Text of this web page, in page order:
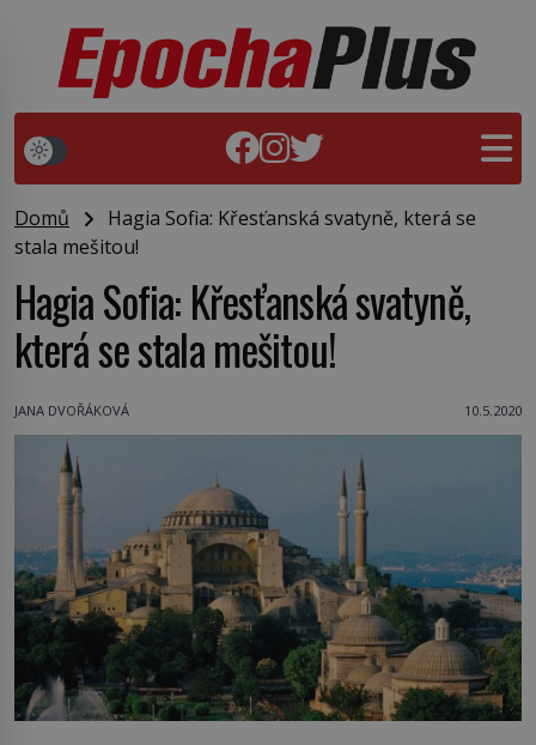
Domů
Hagia Sofia: Křesťanská svatyně, která se
stala mešitou!
Hagia Sofia: Křesťanská svatyně,
která se stala mešitou!
JANA DVOŘÁKOVÁ 10.5.2020